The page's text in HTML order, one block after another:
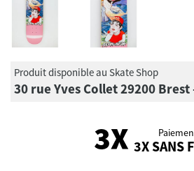
Produit disponible au Skate Shop
30 rue Yves Collet 29200 Brest
3X SANS